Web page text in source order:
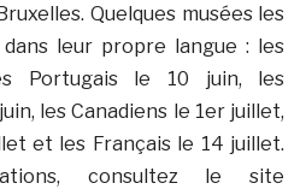
Quelques musées les
leur propre langue : les
Portugais le 10 juin, les
les Canadiens le 1er juillet,
et les Français le 14 juillet.
consultez le site